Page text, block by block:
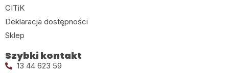
CITiK
Deklaracja dostępności
Sklep
Szybki kontakt
13 44 623 59